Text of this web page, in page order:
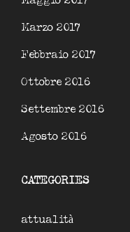
Marzo 2017
Febbraio 2017
Ottobre 2016
Settembre 2016
Agosto 2016
CATEGORIES
attualità